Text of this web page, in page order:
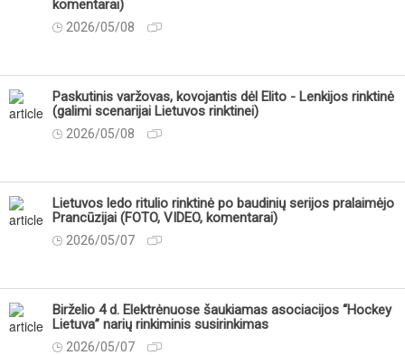
komentarai)
2026/05/08
Paskutinis varžovas, kovojantis dėl Elito - Lenkijos rinktinė
(galimi scenarijai Lietuvos rinktinei)
2026/05/08
Lietuvos ledo ritulio rinktinė po baudinių serijos pralaimėjo
Prancūzijai (FOTO, VIDEO, komentarai)
2026/05/07
Birželio 4 d. Elektrėnuose šaukiamas asociacijos “Hockey
Lietuva” narių rinkiminis susirinkimas
2026/05/07